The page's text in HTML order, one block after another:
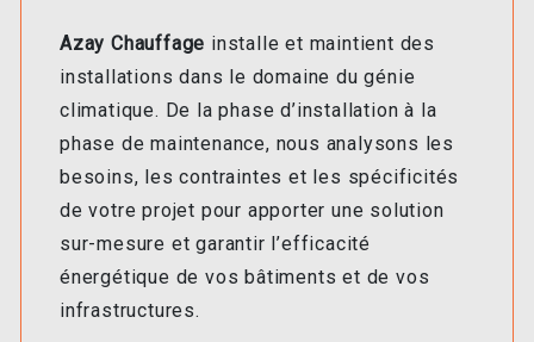
Azay Chauffage installe et maintient des
installations dans le domaine du génie
climatique. De la phase d’installation à la
phase de maintenance, nous analysons les
besoins, les contraintes et les spécificités
de votre projet pour apporter une solution
sur-mesure et garantir l’efficacité
énergétique de vos bâtiments et de vos
infrastructures.